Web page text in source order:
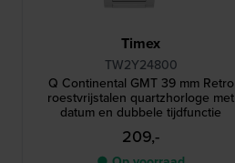
Timex
TW2Y24800
Q Continental GMT 39 mm Retro
roestvrijstalen quartzhorloge met
datum en dubbele tijdfunctie
209,-